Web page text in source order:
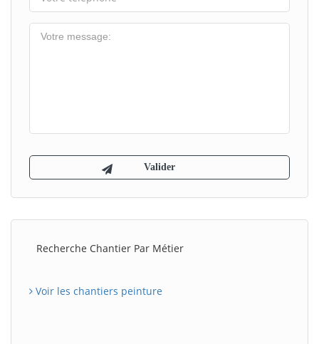
Recherche Chantier Par Métier
Voir les chantiers peinture